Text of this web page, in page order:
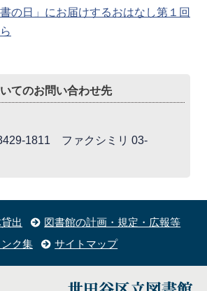
の日」にお届けするおはなし第１回
てのお問い合わせ先
1811 ファクシミリ 03-
出
図書館の計画・規定・広報等
ンク集
サイトマップ